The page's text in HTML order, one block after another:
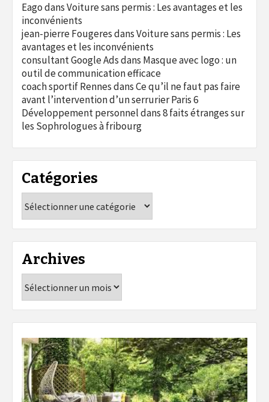
EagodansVoiture sans permis : Les avantages et les
inconvénients
jean-pierre FougeresdansVoiture sans permis : Les
avantages et les inconvénients
consultant Google Adsdans Masque avec logo : un
outil de communication efficace
coach sportif RennesdansCe qu’il ne faut pas faire
avant l’intervention d’un serrurier Paris 6
Développement personneldans8 faits étranges sur
les Sophrologues à fribourg
Catégories
Archives